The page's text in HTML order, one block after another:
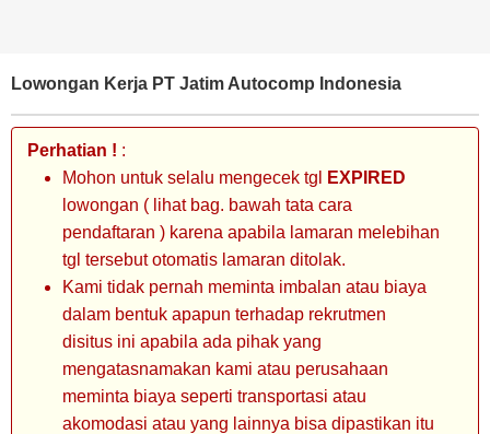
Lowongan Kerja PT Jatim Autocomp Indonesia
Perhatian ! :
Mohon untuk selalu mengecek tgl
EXPIRED
lowongan ( lihat bag. bawah tata cara
pendaftaran ) karena apabila lamaran melebihan
tgl tersebut otomatis lamaran ditolak.
Kami tidak pernah meminta imbalan atau biaya
dalam bentuk apapun terhadap rekrutmen
disitus ini apabila ada pihak yang
mengatasnamakan kami atau perusahaan
meminta biaya seperti transportasi atau
akomodasi atau yang lainnya bisa dipastikan itu